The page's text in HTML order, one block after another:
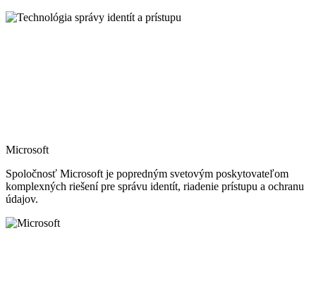
Microsoft
Spoločnosť Microsoft je popredným svetovým poskytovateľom
komplexných riešení pre správu identít, riadenie prístupu a ochranu
údajov.